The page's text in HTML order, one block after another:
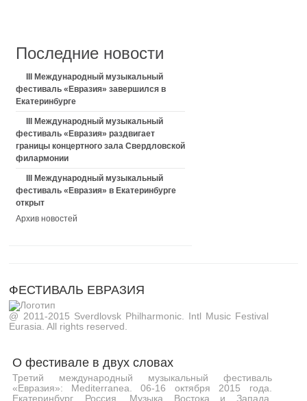
Последние новости
III Международный музыкальный
фестиваль «Евразия» завершился в
Екатеринбурге
III Международный музыкальный
фестиваль «Евразия» раздвигает
границы концертного зала Свердловской
филармонии
III Международный музыкальный
фестиваль «Евразия» в Екатеринбурге
открыт
Архив новостей
ФЕСТИВАЛЬ ЕВРАЗИЯ
@ 2011-2015 Sverdlovsk Philharmonic. Intl Music Festival
Eurasia. All rights reserved.
О фестивале в двух словах
Третий международный музыкальный фестиваль
«Евразия»: Mediterranea. 06-16 октября 2015 года.
Екатеринбург, Россия. Музыка Востока и Запада,